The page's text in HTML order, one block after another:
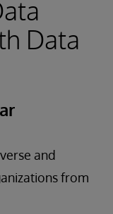
Data
and
from